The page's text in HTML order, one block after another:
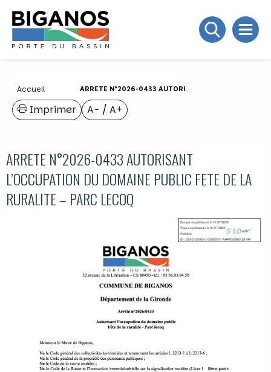
Accueil ARRETE N°2026-0433 AUTORISANT L’OCCUPATION DU DOMAINE PUBLIC FETE DE LA RURALITE – PARC LECOQ
A− / A+
Imprimer
ARRETE N°2026-0433 AUTORISANT
L’OCCUPATION DU DOMAINE PUBLIC FETE DE LA
RURALITE – PARC LECOQ